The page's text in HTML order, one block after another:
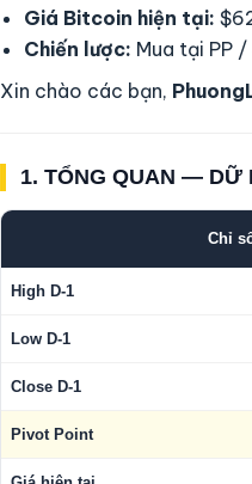
Giá Bitcoin hiện tại:
Chiến lược: Mua tại PP
Xin chào các bạn,
1. TỔNG QUAN — DỮ
Chỉ
High D-1
Low D-1
Close D-1
Pivot Point